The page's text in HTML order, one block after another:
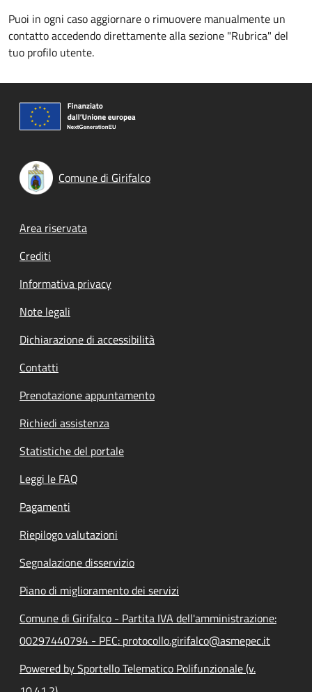
Puoi in ogni caso aggiornare o rimuovere manualmente un
contatto accedendo direttamente alla sezione "Rubrica" del
tuo profilo utente.
Comune di Girifalco
Footer menu
Area riservata
Crediti
Informativa privacy
Note legali
Dichiarazione di accessibilità
Contatti
Prenotazione appuntamento
Richiedi assistenza
Statistiche del portale
Leggi le FAQ
Pagamenti
Riepilogo valutazioni
Segnalazione disservizio
Piano di miglioramento dei servizi
Comune di Girifalco - Partita IVA dell'amministrazione:
00297440794 - PEC: protocollo.girifalco@asmepec.it
Powered by Sportello Telematico Polifunzionale (v.